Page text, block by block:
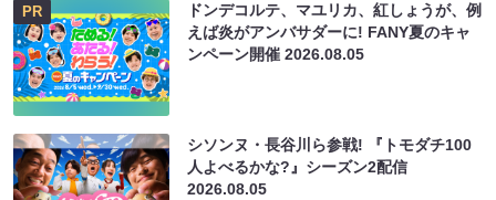
PR
ドンデコルテ、マユリカ、紅しょうが、例
えば炎がアンバサダーに! FANY夏のキャ
ンペーン開催2026.08.05
シソンヌ・長谷川ら参戦! 『トモダチ100
人よべるかな?』シーズン2配信
2026.08.05